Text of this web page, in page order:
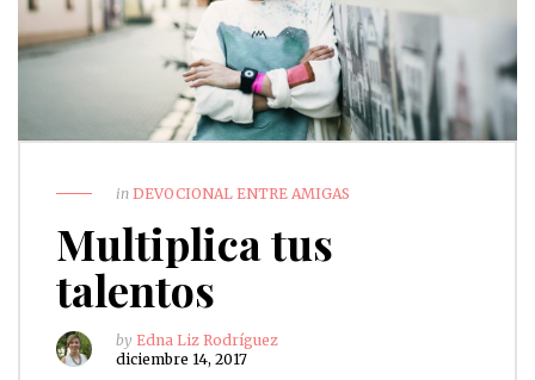
in DEVOCIONAL ENTRE AMIGAS
Multiplica tus
talentos
by Edna Liz Rodríguez
diciembre 14, 2017